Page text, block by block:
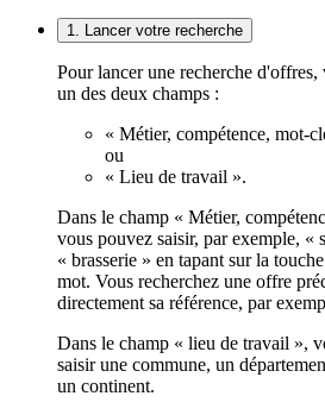
1. Lancer votre recherche
Pour lancer une recherche
un des deux champs :
« Métier, compétence, mot-
ou
« Lieu de travail ».
Dans le champ « Métier,
vous pouvez saisir, par exemple, «
« brasserie » en tapant sur la
mot. Vous recherchez une offre
directement sa référence, par
Dans le champ « lieu de travail »,
saisir une commune, un
un continent.